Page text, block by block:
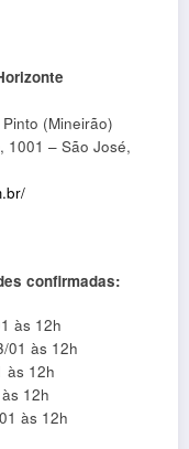
(Mineirão)
1001 – São José,
confirmadas:
às 12h
01 às 12h
às 12h
12h
às 12h